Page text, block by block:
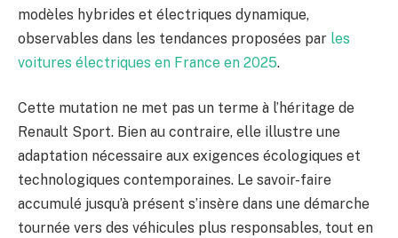
modèles hybrides et électriques dynamique,
observables dans les tendances proposées par les
voitures électriques en France en 2025.
Cette mutation ne met pas un terme à l’héritage de
Renault Sport. Bien au contraire, elle illustre une
adaptation nécessaire aux exigences écologiques et
technologiques contemporaines. Le savoir-faire
accumulé jusqu’à présent s’insère dans une démarche
tournée vers des véhicules plus responsables, tout en